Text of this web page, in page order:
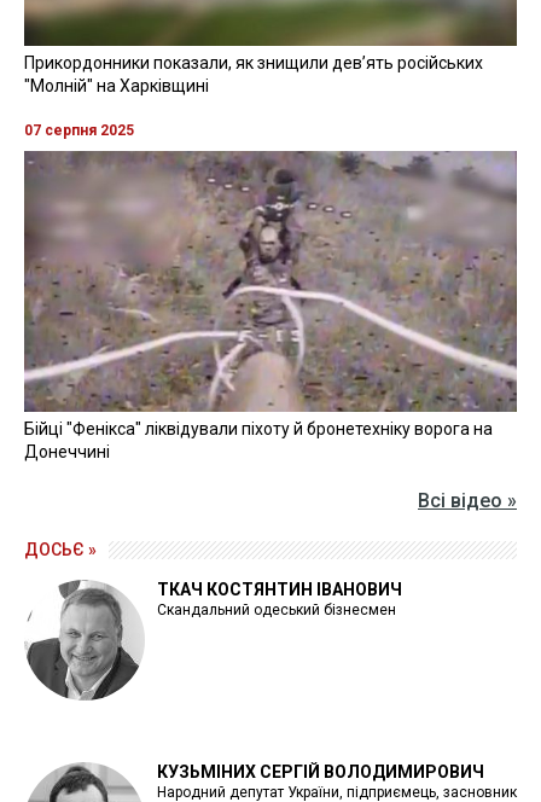
Прикордонники показали, як знищили девʼять російських
"Молній" на Харківщині
07 серпня 2025
Бійці "Фенікса" ліквідували піхоту й бронетехніку ворога на
Донеччині
Всі відео »
ДОСЬЄ »
ТКАЧ КОСТЯНТИН ІВАНОВИЧ
Скандальний одеський бізнесмен
КУЗЬМІНИХ СЕРГІЙ ВОЛОДИМИРОВИЧ
Народний депутат України, підприємець, засновник